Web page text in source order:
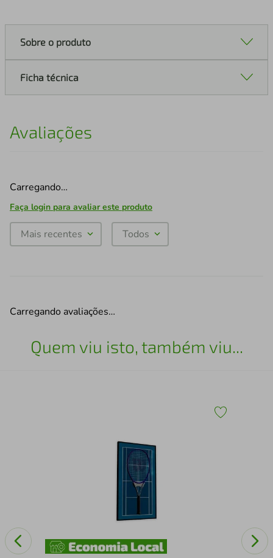
Sobre o produto
Ficha técnica
Avaliações
Carregando…
Faça login para avaliar este produto
Mais recentes Todos
Carregando avaliações…
Quem viu isto, também viu...